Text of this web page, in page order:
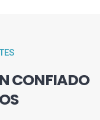
CONFIADO